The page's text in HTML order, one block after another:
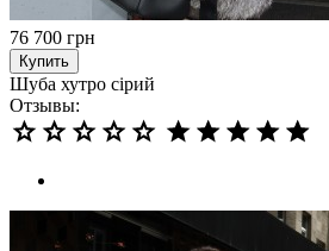
76 700 грн
Купить
Шуба хутро сірий
Отзывы: